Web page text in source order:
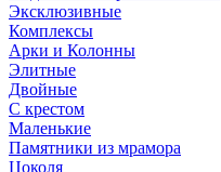
Эксклюзивные
Комплексы
Арки и Колонны
Элитные
Двойные
С крестом
Маленькие
Памятники из мрамора
Цоколя